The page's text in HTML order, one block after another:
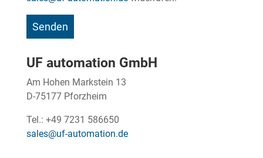
UF automation GmbH
Am Hohen ­Markstein 13
D-75177 Pforzheim
Tel.: +49 7231 586650
sales@uf-automation.de